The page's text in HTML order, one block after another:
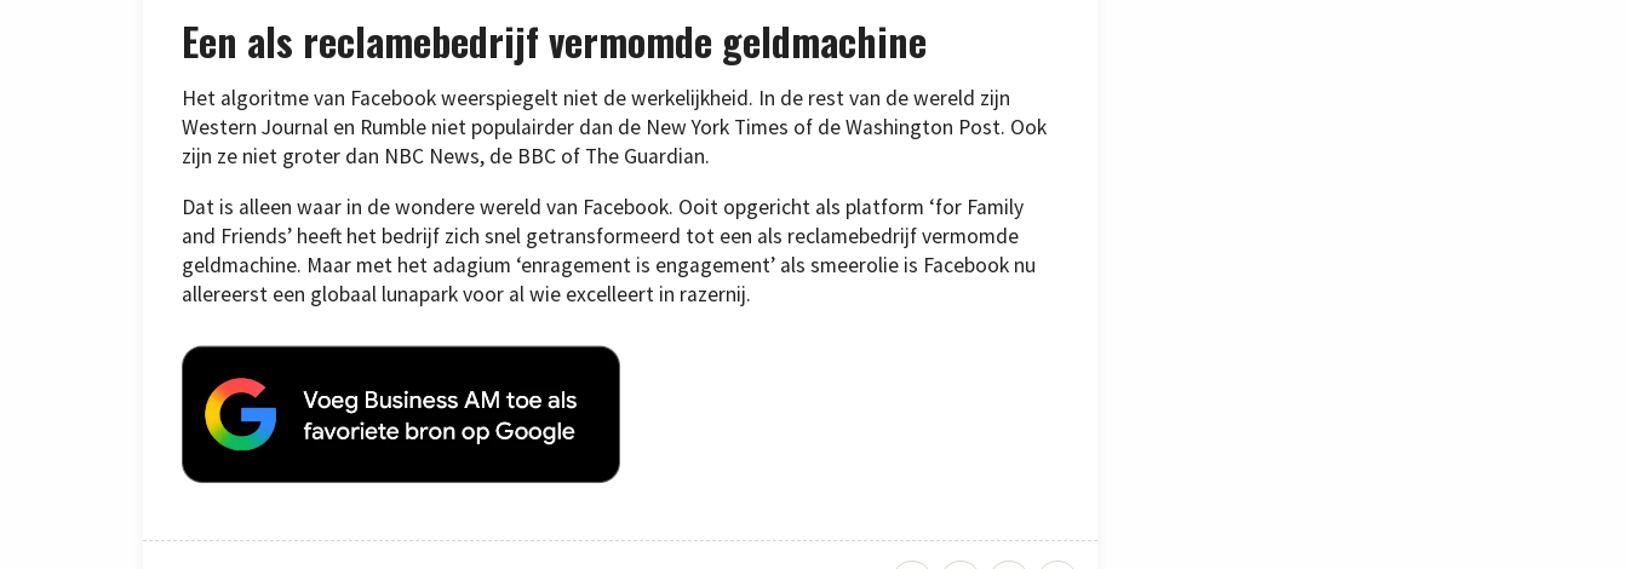
Een als reclamebedrijf vermomde geldmachine
Het algoritme van Facebook weerspiegelt niet de werkelijkheid. In de rest van de wereld zijn
Western Journal en Rumble niet populairder dan de New York Times of de Washington Post. Ook
zijn ze niet groter dan NBC News, de BBC of The Guardian.
Dat is alleen waar in de wondere wereld van Facebook. Ooit opgericht als platform ‘for Family
and Friends’ heeft het bedrijf zich snel getransformeerd tot een als reclamebedrijf vermomde
geldmachine. Maar met het adagium ‘enragement is engagement’ als smeerolie is Facebook nu
allereerst een globaal lunapark voor al wie excelleert in razernij.